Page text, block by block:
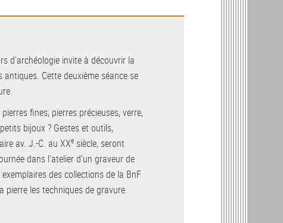
d’archéologie invite à découvrir la
Cette deuxième séance se
fines, pierres précieuses, verre,
bijoux ? Gestes et outils,
av. J.-C. au XXe siècle, seront
dans l’atelier d’un graveur de
des collections de la BnF
les techniques de gravure.